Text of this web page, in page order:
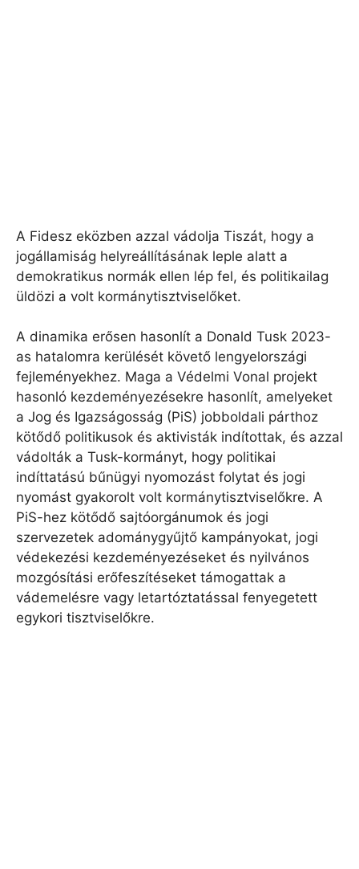
A Fidesz eközben azzal vádolja Tiszát, hogy a
jogállamiság helyreállításának leple alatt a
demokratikus normák ellen lép fel, és politikailag
üldözi a volt kormánytisztviselőket.
A dinamika erősen hasonlít a Donald Tusk 2023-
as hatalomra kerülését követő lengyelországi
fejleményekhez. Maga a Védelmi Vonal projekt
hasonló kezdeményezésekre hasonlít, amelyeket
a Jog és Igazságosság (PiS) jobboldali párthoz
kötődő politikusok és aktivisták indítottak, és azzal
vádolták a Tusk-kormányt, hogy politikai
indíttatású bűnügyi nyomozást folytat és jogi
nyomást gyakorolt ​​volt kormánytisztviselőkre. A
PiS-hez kötődő sajtóorgánumok és jogi
szervezetek adománygyűjtő kampányokat, jogi
védekezési kezdeményezéseket és nyilvános
mozgósítási erőfeszítéseket támogattak a
vádemelésre vagy letartóztatással fenyegetett
egykori tisztviselőkre.